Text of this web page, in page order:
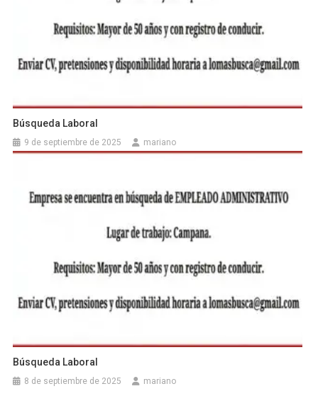
Búsqueda Laboral
9 de septiembre de 2025 mariano
Búsqueda Laboral
8 de septiembre de 2025 mariano